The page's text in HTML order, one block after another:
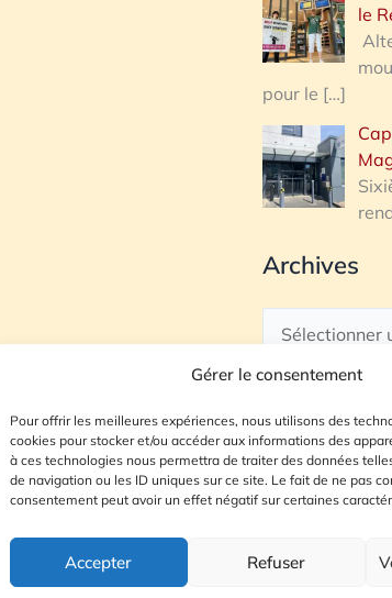
Gérer le consentement
Pour offrir les meilleures expériences, nous utilisons des
cookies pour stocker et/ou accéder aux informations des
à ces technologies nous permettra de traiter des données
de navigation ou les ID uniques sur ce site. Le fait de ne pas
consentement peut avoir un effet négatif sur certaines
Accepter Refuser
le
pour le […]
Archives
Plan du site